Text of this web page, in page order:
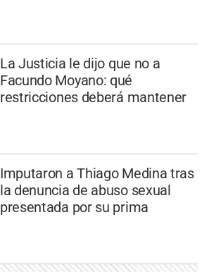
La Justicia le dijo que no a
Facundo Moyano: qué
restricciones deberá mantener
Imputaron a Thiago Medina tras
la denuncia de abuso sexual
presentada por su prima